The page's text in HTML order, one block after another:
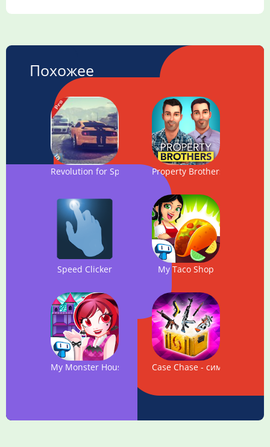
Похожее
Revolution for Speed: Traffic RacerProperty Brothers Home
Speed Clicker My Taco Shop
My Monster House Case Chase - симулятор